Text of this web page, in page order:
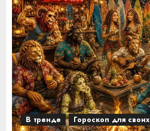
В тренде Гороскоп для своих